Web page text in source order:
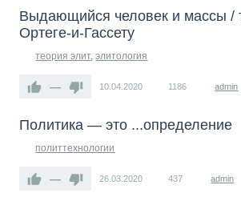
Выдающийся человек и массы /
Ортеге-и-Гассету
теория элит,элитология
— 10.04.2020 1186 admin
Политика — это ...определение
политтехнологии
— 26.03.2020 437 admin